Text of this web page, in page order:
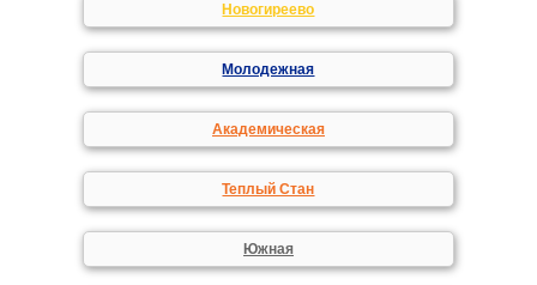
Новогиреево
Молодежная
Академическая
Теплый Стан
Южная